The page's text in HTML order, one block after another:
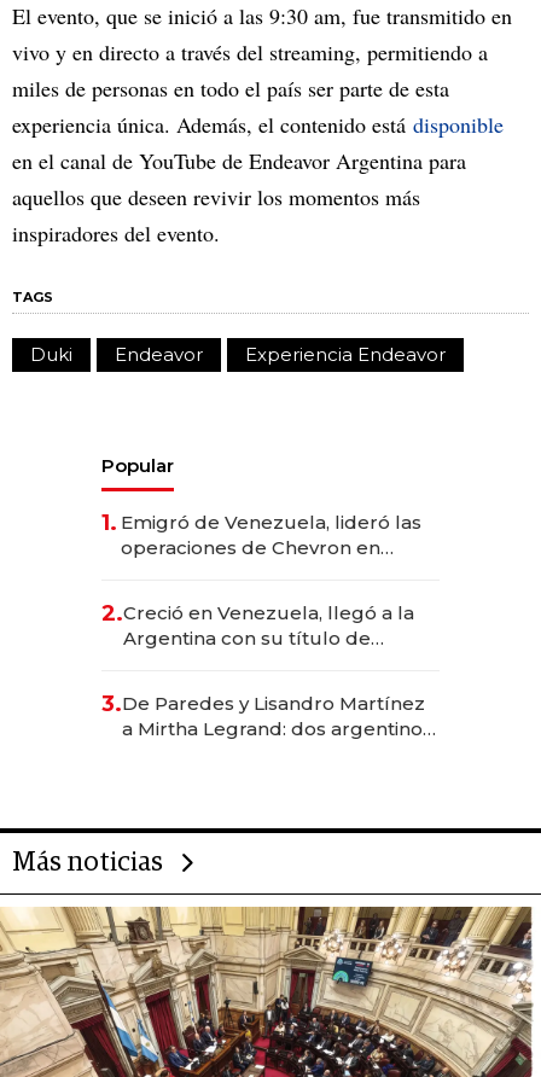
El evento, que se inició a las 9:30 am, fue transmitido en
vivo y en directo a través del streaming, permitiendo a
miles de personas en todo el país ser parte de esta
experiencia única. Además, el contenido está disponible
en el canal de YouTube de Endeavor Argentina para
aquellos que deseen revivir los momentos más
inspiradores del evento.
TAGS
Duki Endeavor Experiencia Endeavor
Popular
1. Emigró de Venezuela, lideró las
operaciones de Chevron en
2.Creció en Venezuela, llegó a la
Argentina con su título de
las marcas "fast premium"
3.De Paredes y Lisandro Martínez
a Mirtha Legrand: dos argentinos
Más noticias